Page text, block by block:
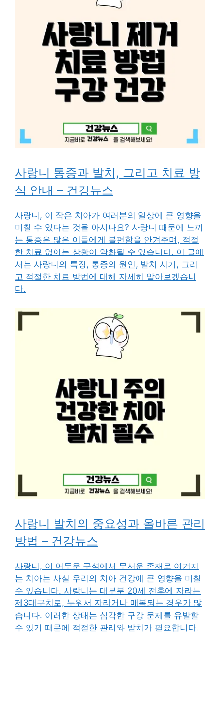
사랑니 통증과 발치, 그리고 치료 방
식 안내 – 건강뉴스
사랑니, 이 작은 치아가 여러분의 일상에 큰 영향을
미칠 수 있다는 것을 아시나요? 사랑니 때문에 느끼
는 통증은 많은 이들에게 불편함을 안겨주며, 적절
한 치료 없이는 상황이 악화될 수 있습니다. 이 글에
서는 사랑니의 특징, 통증의 원인, 발치 시기, 그리
고 적절한 치료 방법에 대해 자세히 알아보겠습니
다.
사랑니 발치의 중요성과 올바른 관리
방법 – 건강뉴스
사랑니, 이 어두운 구석에서 무서운 존재로 여겨지
는 치아는 사실 우리의 치아 건강에 큰 영향을 미칠
수 있습니다. 사랑니는 대부분 20세 전후에 자라는
제3대구치로, 누워서 자라거나 매복되는 경우가 많
습니다. 이러한 상태는 심각한 구강 문제를 유발할
수 있기 때문에 적절한 관리와 발치가 필요합니다.